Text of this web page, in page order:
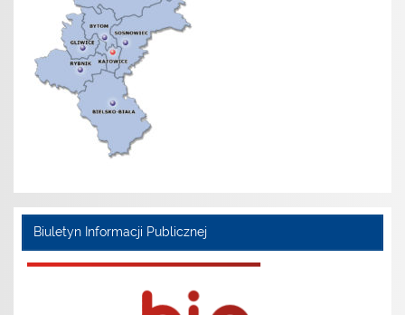
Biuletyn Informacji Publicznej